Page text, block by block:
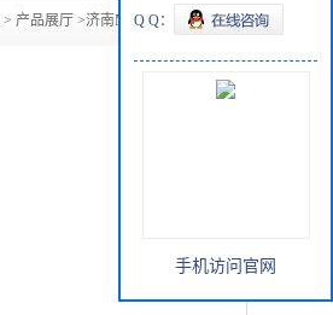
> 产品展厅 >济南MTBE现货
Q Q：
手机访问官网